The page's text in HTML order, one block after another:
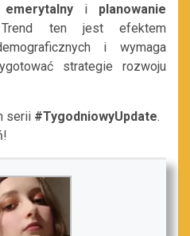
emerytalny i planowanie
ten jest efektem
i wymaga
strategie rozwoju
serii #TygodniowyUpdate.